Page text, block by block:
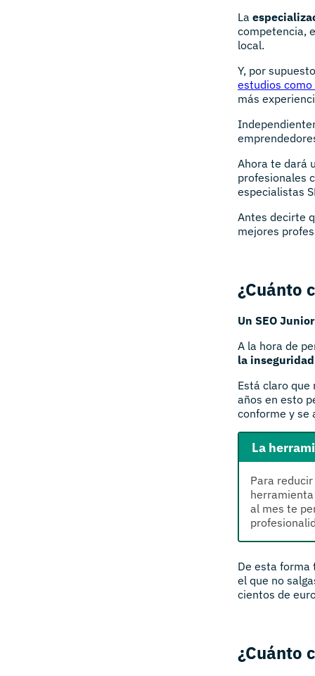
La
competencia,
local.
Y, por
estudios
más
Ahora te dará
profesionales
especialistas
Antes decirte
mejores
¿Cuánto
Un SEO
A la hora de
la
Está claro que
años en esto
conforme y se
La
Para
al mes te
De esta
el que no
cientos de
¿Cuánto